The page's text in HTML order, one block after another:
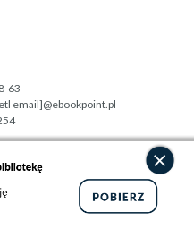
63
email]@ebookpoint.pl
strony »